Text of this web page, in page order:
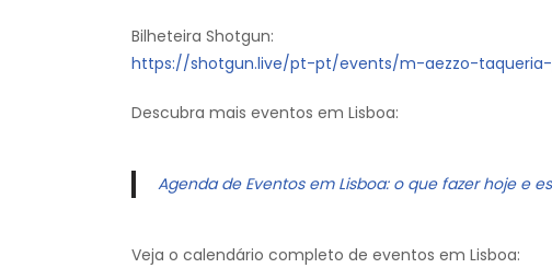
Bilheteira Shotgun:
https://shotgun.live/pt-pt/events/m-aezzo-
Descubra mais eventos em Lisboa:
Agenda de Eventos em Lisboa: o que fazer hoje e
Veja o calendário completo de eventos em Lisboa: